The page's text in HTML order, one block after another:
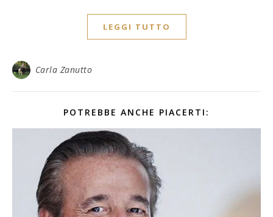
LEGGI TUTTO
Carla Zanutto
POTREBBE ANCHE PIACERTI: